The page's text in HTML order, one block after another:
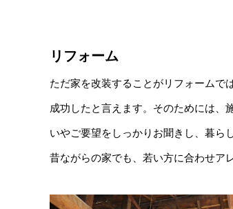
リフォーム
ただ家を改装することがリフォームで
成功したと言えます。そのためには、
いやご要望をしっかりお聞きし、暮ら
昔ながらの家でも、若い方に合わせア